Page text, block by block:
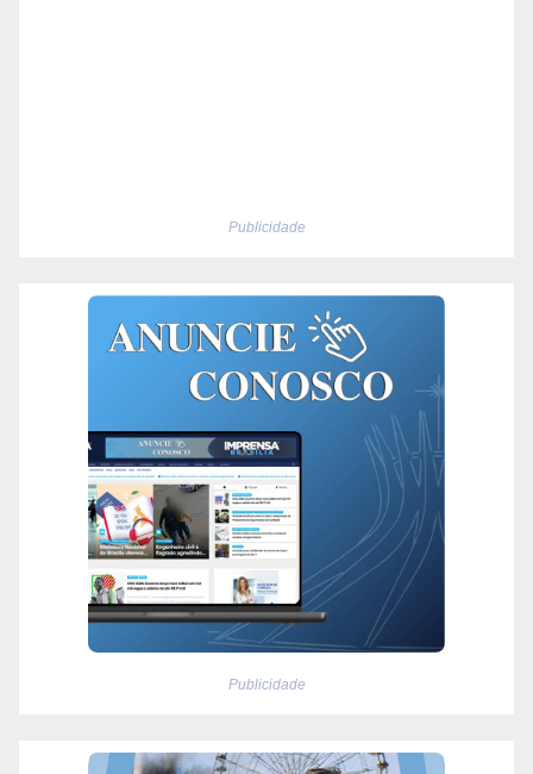
Publicidade
Publicidade